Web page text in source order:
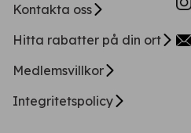
Kontakta oss
Hitta rabatter på din ort
Medlemsvillkor
Integritetspolicy